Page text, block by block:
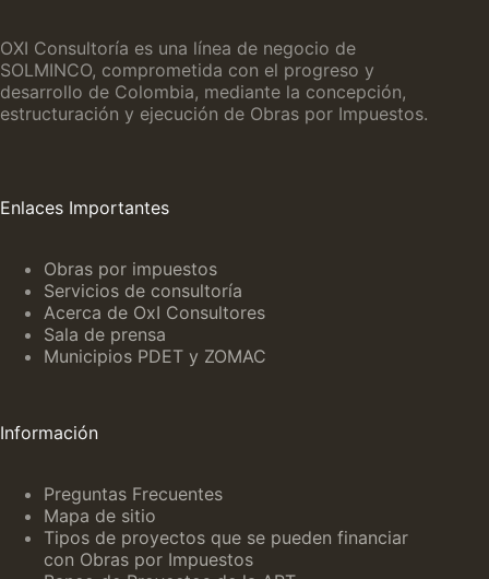
OXI Consultoría es una línea de negocio de
SOLMINCO, comprometida con el progreso y
desarrollo de Colombia, mediante la concepción,
estructuración y ejecución de Obras por Impuestos.
Enlaces Importantes
Obras por impuestos
Servicios de consultoría
Acerca de OxI Consultores
Sala de prensa
Municipios PDET y ZOMAC
Información
Preguntas Frecuentes
Mapa de sitio
Tipos de proyectos que se pueden financiar
con Obras por Impuestos